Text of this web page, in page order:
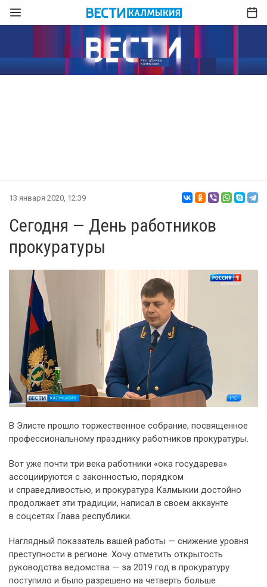
13 января 2020, 12:39
Сегодня — День работников
прокуратуры
В Элисте прошло торжественное собрание, посвященное
профессиональному празднику работников прокуратуры.
Вот уже почти три века работники «ока государева»
ассоциируются с законностью, порядком
и справедливостью, и прокуратура Калмыкии достойно
продолжает эти традиции, написал в своем аккаунте
в соцсетях Глава республики.
Наглядный показатель вашей работы — снижение уровня
преступности в регионе. Хочу отметить открытость
руководства ведомства — за 2019 год в прокуратуру
поступило и было разрешено на четверть больше